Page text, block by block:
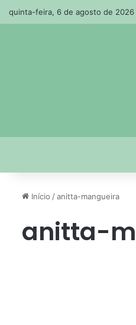
quinta-feira, 6 de agosto de 2026
Início /anitta-mangueira
anitta-